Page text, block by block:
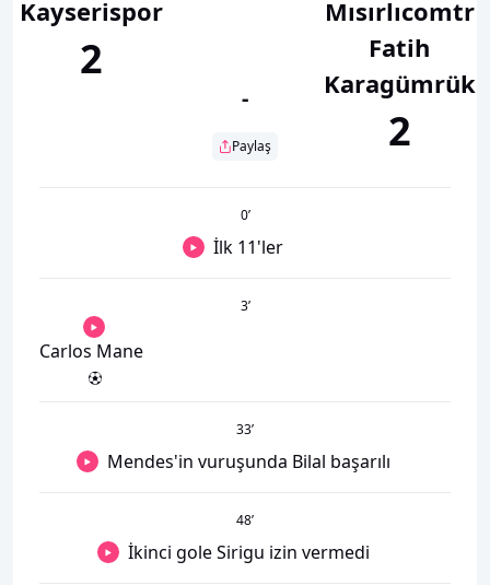
Kayserispor
2
-
Paylaş
Mısırlıcomtr
Fatih
Karagümrük
2
0’
İlk 11'ler
3’
Carlos Mane
33’
Mendes'in vuruşunda Bilal başarılı
48’
İkinci gole Sirigu izin vermedi